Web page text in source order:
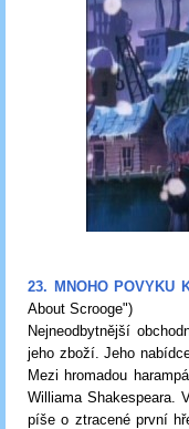
23. MNOHO POVYKU
About Scrooge")
Nejneodbytnější
jeho zboží. Jeho
Mezi hromadou
Williama Shakespeara.
píše o ztracené první